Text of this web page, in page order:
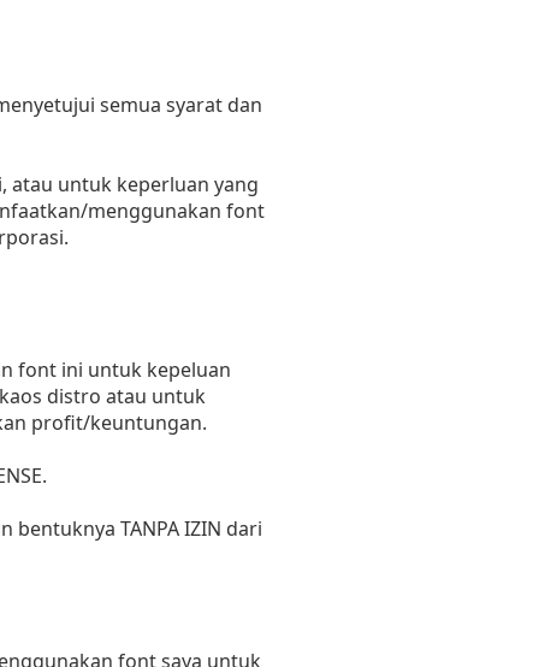
semua syarat dan
atau untuk keperluan yang
menggunakan font
font ini untuk kepeluan
distro atau untuk
profit/keuntungan.
TANPA IZIN dari
font saya untuk